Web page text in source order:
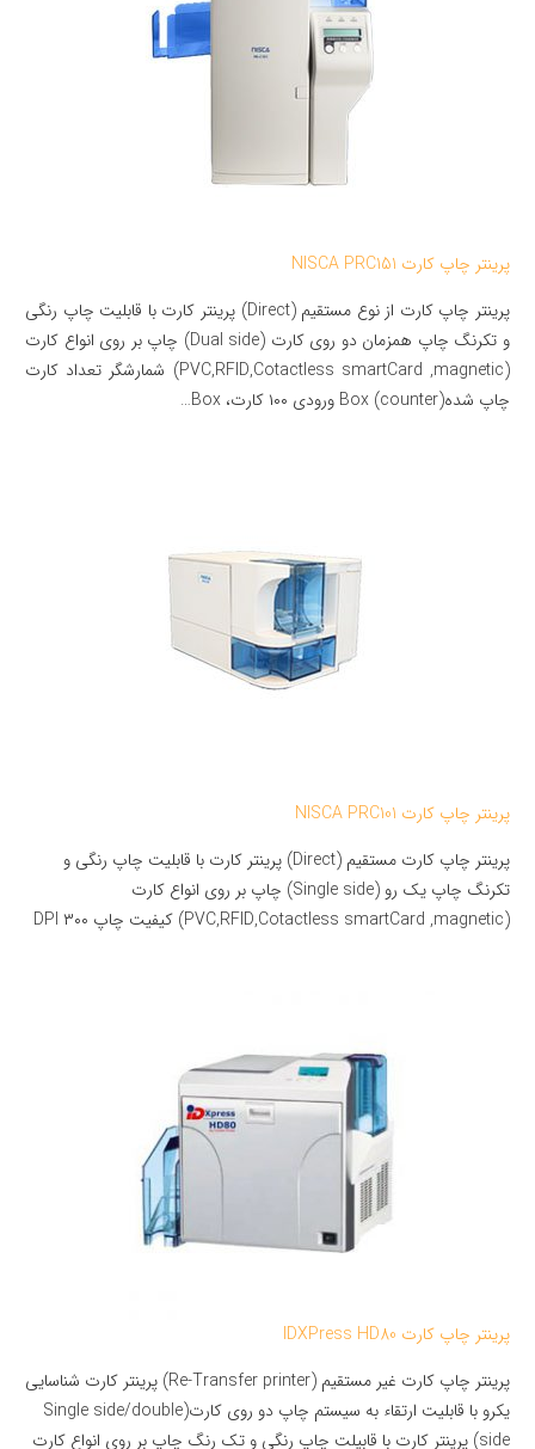
پرینتر چاپ کارت NISCA PRC151
پرینتر چاپ کارت از نوع مستقیم (Direct) پرینتر کارت با قابلیت چاپ رنگی
و تکرنگ چاپ همزمان دو روی کارت (Dual side) چاپ بر روی انواع کارت
(PVC,RFID,Cotactless smartCard ,magnetic) شمارشگر تعداد کارت
چاپ شده(counter) Box ورودی ۱۰۰ کارت، Box…
پرینتر چاپ کارت NISCA PRC101
پرینتر چاپ کارت مستقیم (Direct) پرینتر کارت با قابلیت چاپ رنگی و
تکرنگ چاپ یک رو (Single side) چاپ بر روی انواع کارت
(PVC,RFID,Cotactless smartCard ,magnetic) کیفیت چاپ ۳۰۰ DPI
پرینتر چاپ کارت IDXPress HD80
پرینتر چاپ کارت غیر مستقیم (Re-Transfer printer) پرینتر کارت شناسایی
یکرو با قابلیت ارتقاء به سیستم چاپ دو روی کارت(Single side/double
side) پرینتر کارت با قابیلت چاپ رنگی و تک رنگ چاپ بر روی انواع کارت